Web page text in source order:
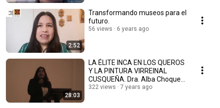
2:52
Transformando museos para el
futuro.
56 views 6 years ago
28:03
LA ÉLITE INCA EN LOS QUEROS
Y LA PINTURA VIRREINAL
CUSQUEÑA. Dra. Alba Choque
Porras
322 views 7 years ago